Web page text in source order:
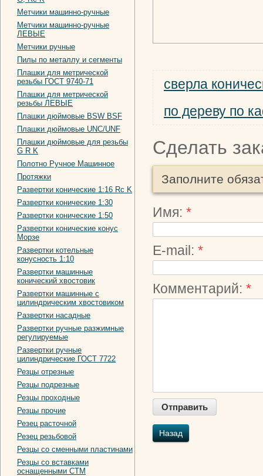
Метчики машинно-ручные
Метчики машинно-ручные
ЛЕВЫЕ
Метчики ручные
Пилы по металлу и сегменты
Плашки для метрической
резьбы ГОСТ 9740-71
Плашки для метрической
резьбы ЛЕВЫЕ
Плашки дюймовые BSW BSF
Плашки дюймовые UNC/UNF
Плашки дюймовые для резьбы
G R K
Полотно Ручное Машинное
Протяжки
Развертки конические 1:16 Rc K
Развертки конические 1:30
Развертки конические 1:50
Развертки конические конус
Морзе
Развертки котельные
конусность 1:10
Развертки машинные
конический хвостовик
Развертки машинные с
цилиндрическим хвостовиком
Развертки насадные
Развертки ручные разжимные
регулируемые
Развертки ручные
цилиндрические ГОСТ 7722
Резцы отрезные
Резцы подрезные
Резцы проходные
Резцы прочие
Резец расточной
Резец резьбовой
Резцы со сменными пластинами
Резцы со вставками
оснащенными СТМ
сверла
по дереву по
Сделать
Заполните
Имя: *
E-mail: *
Комментарий: *
Назад